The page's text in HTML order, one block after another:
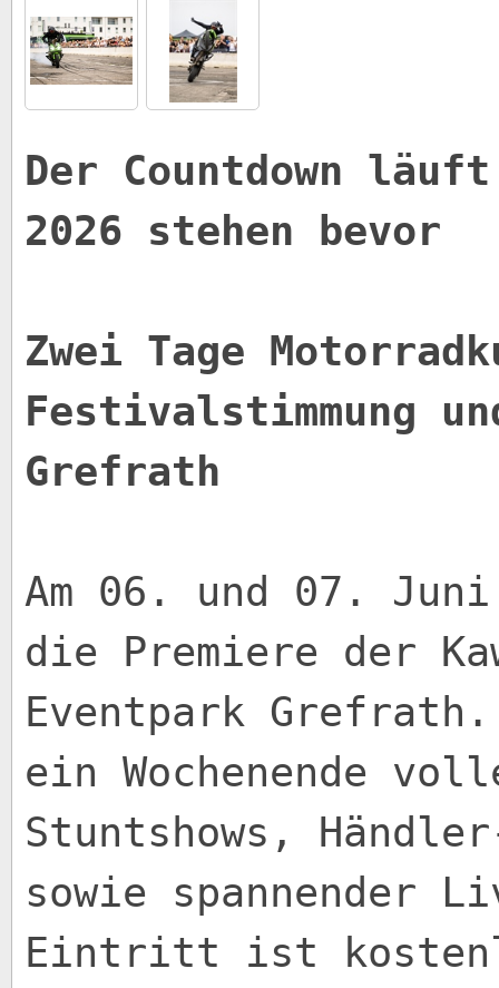
Der Countdown
2026 stehen bevor
Zwei Tage
Festivalstimmung
Grefrath
Am 06. und 07.
die Premiere der
Eventpark
ein Wochenende
Stuntshows,
sowie spannender
Eintritt ist